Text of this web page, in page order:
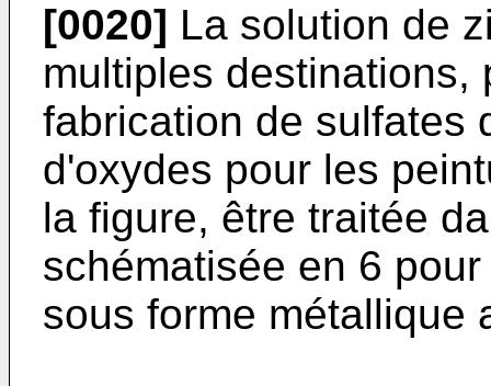
[0020] La solution de
multiples destinations,
fabrication de sulfates
d'oxydes pour les
la figure, être traitée
schématisée en 6
sous forme métallique